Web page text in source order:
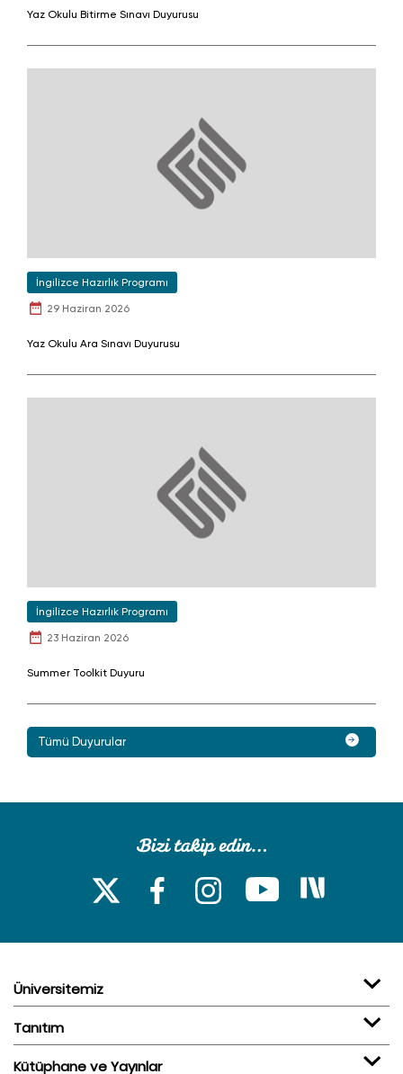
Yaz Okulu Bitirme Sınavı Duyurusu
İngilizce Hazırlık Programı
29 Haziran 2026
Yaz Okulu Ara Sınavı Duyurusu
İngilizce Hazırlık Programı
23 Haziran 2026
Summer Toolkit Duyuru
Tümü Duyurular
Üniversitemiz
Tanıtım
Kütüphane ve Yayınlar